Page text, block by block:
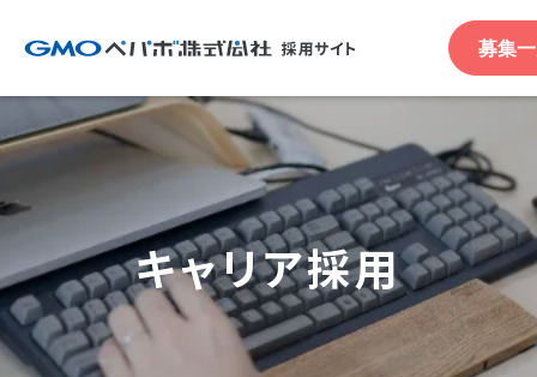
募集
キャリア採用